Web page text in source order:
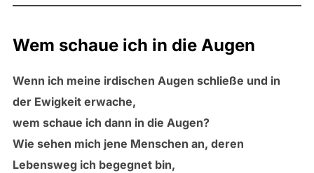
Wem schaue ich in die Augen
Wenn ich meine irdischen Augen schließe und in
der Ewigkeit erwache,
wem schaue ich dann in die Augen?
Wie sehen mich jene Menschen an, deren
Lebensweg ich begegnet bin,